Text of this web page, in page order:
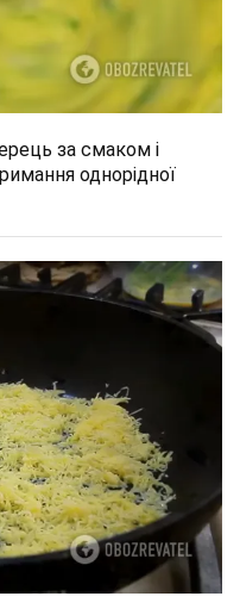
за смаком і
однорідної